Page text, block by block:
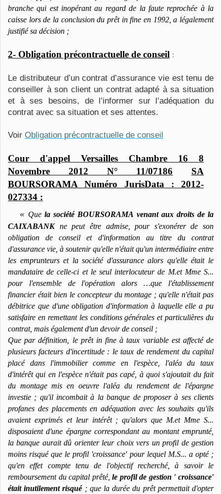
branche qui est inopérant au regard de la faute reprochée à la
caisse lors de la conclusion du prêt in fine en 1992, a légalement
justifié sa décision ;
2- Obligation précontractuelle de conseil :
Le distributeur d’un contrat d’assurance vie est tenu de
conseiller à son client un contrat adapté à sa situation
et à ses besoins, de l’informer sur l’adéquation du
contrat avec sa situation et ses attentes.
Voir Obligation précontractuelle de conseil
Cour d'appel Versailles Chambre 16 8
Novembre 2012 N° 11/07186
SA
BOURSORAMA Numéro JurisData : 2012-
027334 :
« Quela société BOURSORAMA venant aux droits de la
CAIXABANKne peut être admise, pour s'exonérer de son
obligation de conseil et d'information au titre du contrat
d'assurance vie, à soutenir qu'elle n'était qu'un intermédiaire entre
les emprunteurs et la société d'assurance alors qu'elle était le
mandataire de celle-ci et le seul interlocuteur de M.et Mme S...
pour l'ensemble de l'opération alors …que l'établissement
financier était bien le concepteur du montage ; qu'elle n'était pas
débitrice que d'une obligation d'information à laquelle elle a pu
satisfaire en remettant les conditions générales et particulières du
contrat, mais également d'un devoir de conseil ;
Que par définition, le prêt in fine à taux variable est affecté de
plusieurs facteurs d'incertitude : le taux de rendement du capital
placé dans l'immobilier comme en l'espèce, l'aléa du taux
d'intérêt qui en l'espèce n'était pas capé, à quoi s'ajoutait du fait
du montage mis en oeuvre l'aléa du rendement de l'épargne
investie ; qu'il incombait à la banque de proposer à ses clients
profanes des placements en adéquation avec les souhaits qu'ils
avaient exprimés et leur intérêt ; qu'alors que M.et Mme S...
disposaient d'une épargne correspondant au montant emprunté,
la banque aurait dû orienter leur choix vers un profil de gestion
moins risqué que le profil 'croissance' pour lequel M.S... a opté ;
qu'en effet compte tenu de l'objectif recherché, à savoir le
remboursement du capital prêté,le profil de gestion ' croissance'
était inutilement risqué; que la durée du prêt permettait d'opter